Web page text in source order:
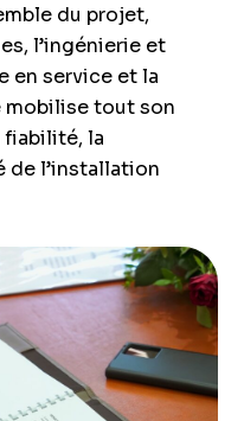
du projet,
l’ingénierie et
en service et la
mobilise tout son
la
de l’installation